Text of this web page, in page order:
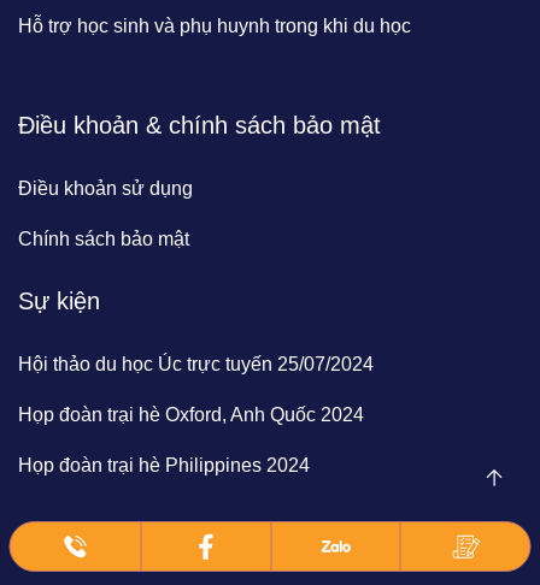
Hỗ trợ học sinh và phụ huynh trong khi du học
Điều khoản & chính sách bảo mật
Điều khoản sử dụng
Chính sách bảo mật
Sự kiện
Hội thảo du học Úc trực tuyến 25/07/2024
Họp đoàn trại hè Oxford, Anh Quốc 2024
Họp đoàn trại hè Philippines 2024
© 2024 | BrainClick Vietnam